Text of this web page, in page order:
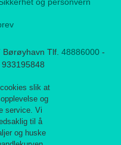
Tlf. 48886000 -
slik at
og
service. Vi
til å
og huske